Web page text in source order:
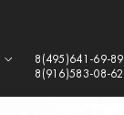
8(495)641-69-89
8(916)583-08-62